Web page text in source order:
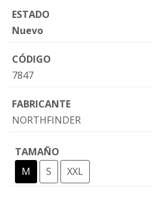
ESTADO
Nuevo
CÓDIGO
7847
FABRICANTE
NORTHFINDER
TAMAÑO
M
S XXL